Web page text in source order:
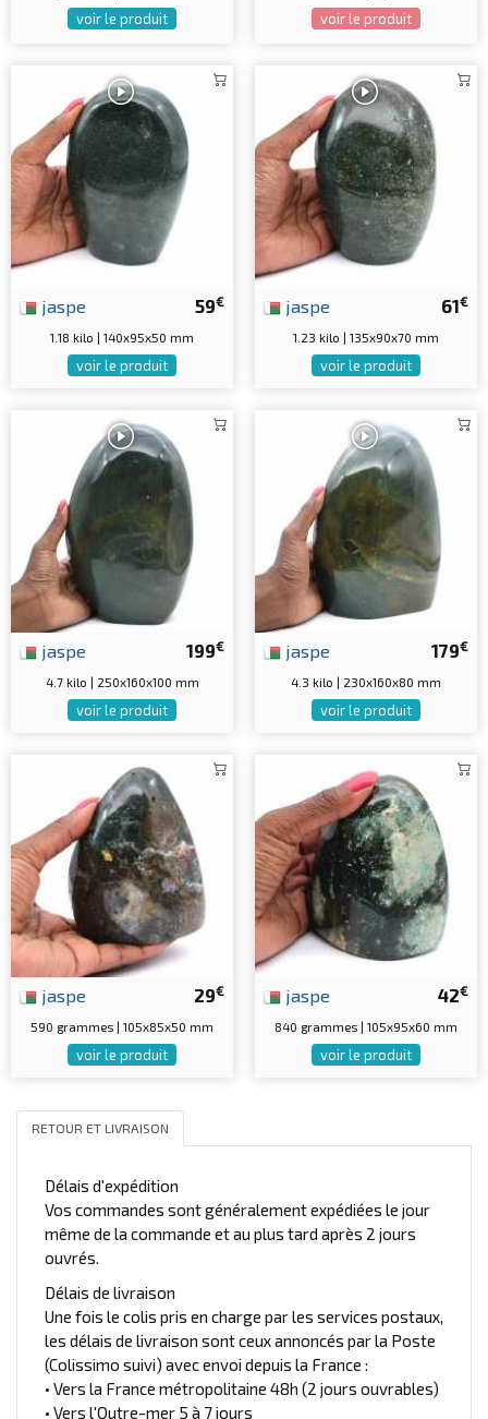
voir le produit voir le produit
59€
jaspe
1.18 kilo | 140x95x50 mm
voir le produit
61€
jaspe
1.23 kilo | 135x90x70 mm
voir le produit
199€
jaspe
4.7 kilo | 250x160x100 mm
voir le produit
179€
jaspe
4.3 kilo | 230x160x80 mm
voir le produit
29€
jaspe
590 grammes | 105x85x50 mm
voir le produit
42€
jaspe
840 grammes | 105x95x60 mm
voir le produit
RETOUR ET LIVRAISON
Délais d'expédition
Vos commandes sont généralement expédiées le jour
même de la commande et au plus tard après 2 jours
ouvrés.
Délais de livraison
Une fois le colis pris en charge par les services postaux,
les délais de livraison sont ceux annoncés par la Poste
(Colissimo suivi) avec envoi depuis la France :
• Vers la France métropolitaine 48h (2 jours ouvrables)
• Vers l'Outre-mer 5 à 7 jours